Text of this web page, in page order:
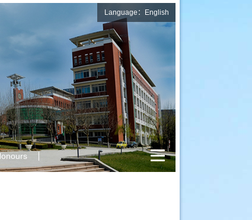
Language：English